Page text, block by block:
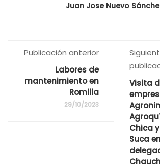
Juan Jose Nuevo
Publicación anterior
Labores de
mantenimiento en
Romilla
29/10/2023
Visita
Chica
Suca